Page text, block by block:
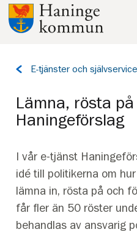
Till innehåll på sidan
Tillbaka
E-tjänster och självservice
Lämna, rösta
Haningeförslag
I vår e-tjänst
idé till politikerna om
lämna in, rösta på och
får fler än 50 röster
behandlas av ansvarig